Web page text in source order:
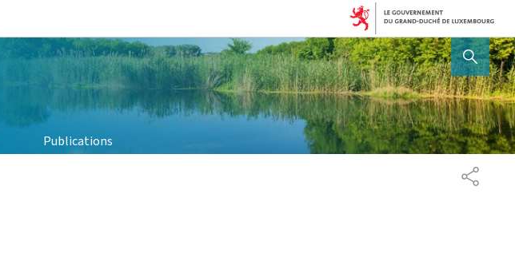
AFFICHER / MASQUER
Publications